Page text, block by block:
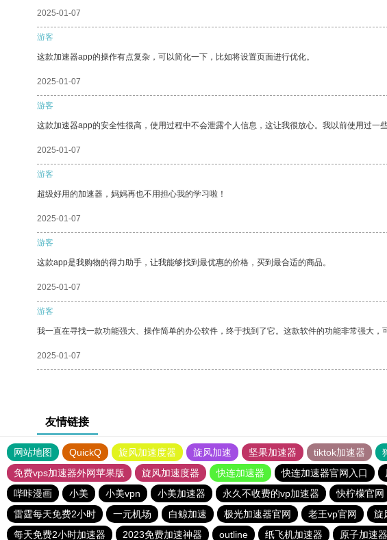
2025-01-07
游客
这款加速器app的操作有点复杂，可以简化一下，比如将设置页面进行优化。
2025-01-07
游客
这款加速器app的安全性很高，使用过程中不会泄露个人信息，这让我很放心。我以前使用过一
2025-01-07
游客
超级好用的加速器，妈妈再也不用担心我的学习啦！
2025-01-07
游客
这款app是我购物的得力助手，让我能够找到最优惠的价格，买到最合适的商品。
2025-01-07
游客
我一直在寻找一款功能强大、操作简单的办公软件，终于找到了它。这款软件的功能非常强大
2025-01-07
友情链接
网站地图 QuickQ 旋风加速度器 旋风加速 坚果加速器 tiktok加速器
免费vps加速器外网苹果版
旋风加速度器 快连加速器 快连加速器官网入口
哔咔漫画
小美 小美vpn 小美加速器 永久不收费的vp加速器 快柠檬官网
雷霆每天免费2小时
一元机场 白鲸加速 极光加速器官网 老王vp官网 旋
每天免费2小时加速器
2023免费加速神器 outline 纸飞机加速器 原子加速